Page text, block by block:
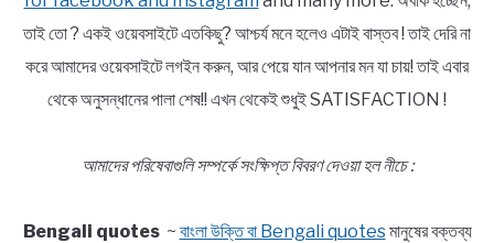
তাই তো ? একই ওয়েবসাইটে এতকিছু? আশ্চর্য মনে হলেও এটাই বাস্তব ! তাই দেরি না
করে আমাদের ওয়েবসাইটে লগইন করুন, আর পেয়ে যান আপনার মন যা চায়! তাই এবার
থেকে অনুসন্ধানের পালা শেষ!! এখন থেকেই শুধুই SATISFACTION !
আমাদের পরিষেবাগুলি সম্পর্কে সংক্ষিপ্ত বিবরণ দেওয়া হল নীচে :
Bengali quotes~ বাংলা উক্তি বা Bengali quotesমানুষের বক্তব্য